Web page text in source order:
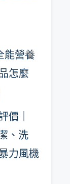
能營養
怎麼
價｜
、洗
力風機